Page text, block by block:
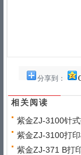
分享到：
相关阅读
紫金ZJ-3100针
紫金ZJ-3100打
紫金ZJ-371 B打